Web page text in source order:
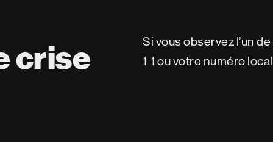
crise
Si vous observez l’un
1-1 ou votre numéro